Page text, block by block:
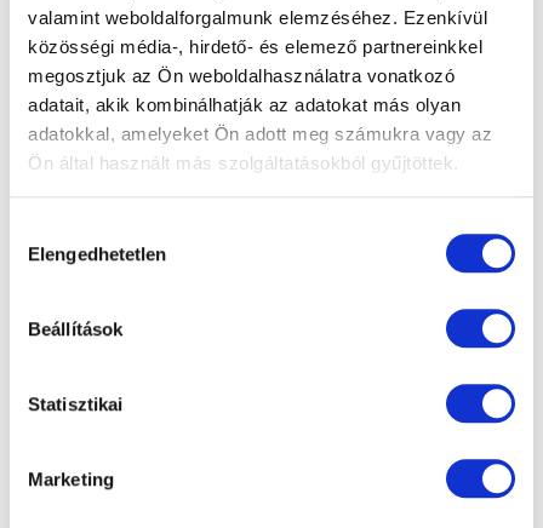
valamint weboldalforgalmunk elemzéséhez. Ezenkívül
közösségi média-, hirdető- és elemező partnereinkkel
megosztjuk az Ön weboldalhasználatra vonatkozó
adatait, akik kombinálhatják az adatokat más olyan
adatokkal, amelyeket Ön adott meg számukra vagy az
Ön által használt más szolgáltatásokból gyűjtöttek.
kiválasztása
Elengedhetetlen
Beállítások
Statisztikai
Marketing